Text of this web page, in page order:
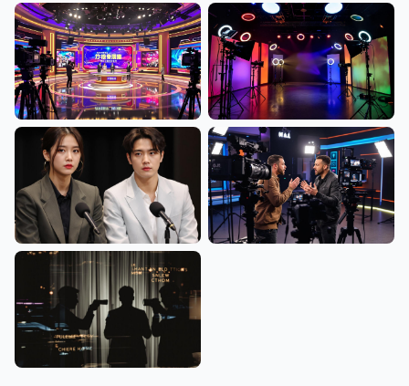
红毯明星华丽登场，吃瓜大赛独家呈现最新娱乐八卦现场
综艺录制现场揭秘，吃瓜大赛为你
带来最真实的娱乐圈内幕
网红直播间全景揭秘，吃瓜大赛实
时追踪主播爆料与翻车事件
明星发布会现场直击，吃瓜大赛第
一时间报道最新反转事件